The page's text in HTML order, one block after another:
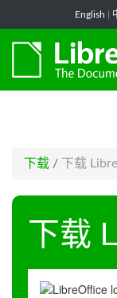
English
下载 / 下载
下载